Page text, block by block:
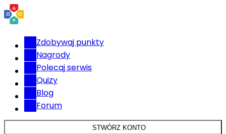
Zdobywaj punkty
Nagrody
Polecaj serwis
Quizy
Blog
Forum
STWÓRZ KONTO